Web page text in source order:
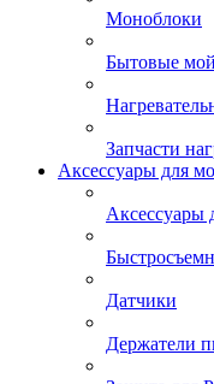
Моноблоки
Бытовые
Запчасти
Аксессуары для
Аксессуары
Датчики
Держатели